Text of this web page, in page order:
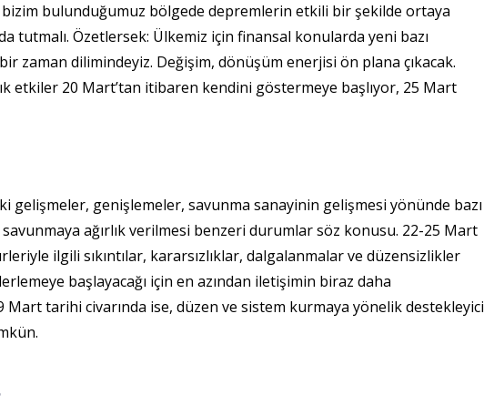
bulunduğumuz bölgede depremlerin etkili bir şekilde ortaya
tutmalı. Özetlersek: Ülkemiz için finansal konularda yeni bazı
zaman dilimindeyiz. Değişim, dönüşüm enerjisi ön plana çıkacak.
etkiler 20 Mart’tan itibaren kendini göstermeye başlıyor, 25 Mart
gelişmeler, genişlemeler, savunma sanayinin gelişmesi yönünde bazı
ağırlık verilmesi benzeri durumlar söz konusu. 22-25 Mart
ilgili sıkıntılar, kararsızlıklar, dalgalanmalar ve düzensizlikler
başlayacağı için en azından iletişimin biraz daha
tarihi civarında ise, düzen ve sistem kurmaya yönelik destekleyici